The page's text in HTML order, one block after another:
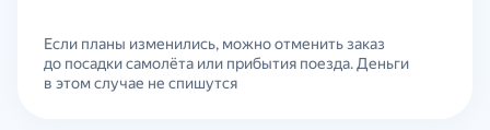
Если планы изменились, можно отменить заказ
до посадки самолёта или прибытия поезда. Деньги
в этом случае не спишутся